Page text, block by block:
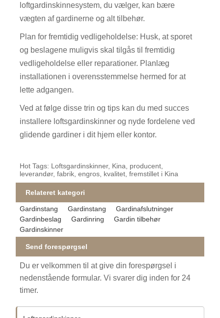
loftgardinskinnesystem, du vælger, kan bære
vægten af ​​gardinerne og alt tilbehør.
Plan for fremtidig vedligeholdelse: Husk, at sporet
og beslagene muligvis skal tilgås til fremtidig
vedligeholdelse eller reparationer. Planlæg
installationen i overensstemmelse hermed for at
lette adgangen.
Ved at følge disse trin og tips kan du med succes
installere loftsgardinskinner og nyde fordelene ved
glidende gardiner i dit hjem eller kontor.
Hot Tags: Loftsgardinskinner, Kina, producent,
leverandør, fabrik, engros, kvalitet, fremstillet i Kina
Relateret kategori
Gardinstang Gardinstang
Gardinafslutninger
Gardinbeslag
Gardinring
Gardin tilbehør
Gardinskinner
Send forespørgsel
Du er velkommen til at give din forespørgsel i
nedenstående formular. Vi svarer dig inden for 24
timer.